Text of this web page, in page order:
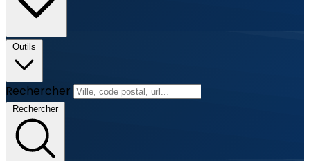
Outils
Rechercher
Rechercher